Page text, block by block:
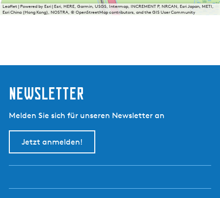
Leaflet|Powered by Esri | Esri, HERE, Garmin, USGS, Intermap, INCREMENT P, NRCAN, Esri Japan, METI,
Esri China (Hong Kong), NOSTRA, © OpenStreetMap contributors, and the GIS User Community
Newsletter
Melden Sie sich für unseren Newsletter an
Jetzt anmelden!